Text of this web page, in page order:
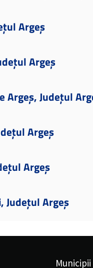
Argeș
Argeș
Argeș, Județul
Argeș
Argeș
Județul Argeș
Municipii